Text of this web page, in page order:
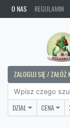
O NAS REGULAMIN
ZALOGUJ SIĘ / ZAŁÓŻ
DZIAŁ CENA